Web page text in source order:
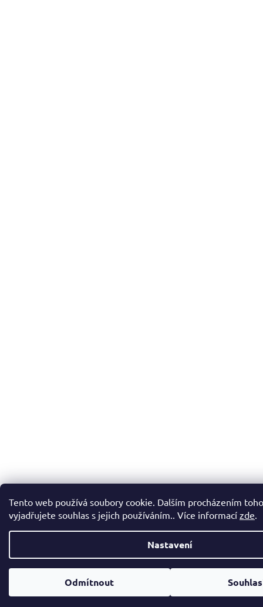
Tento web používá soubory cookie. Dalším procházením
vyjadřujete souhlas s jejich používáním.. Více informací zde.
Nastavení
Odmítnout
SKLADEM stovky zařízení na různé stroje. Bohužel momentálně není v
100% aktuální stav zde na webu. Prosím kontaktujte nás napřímo pro